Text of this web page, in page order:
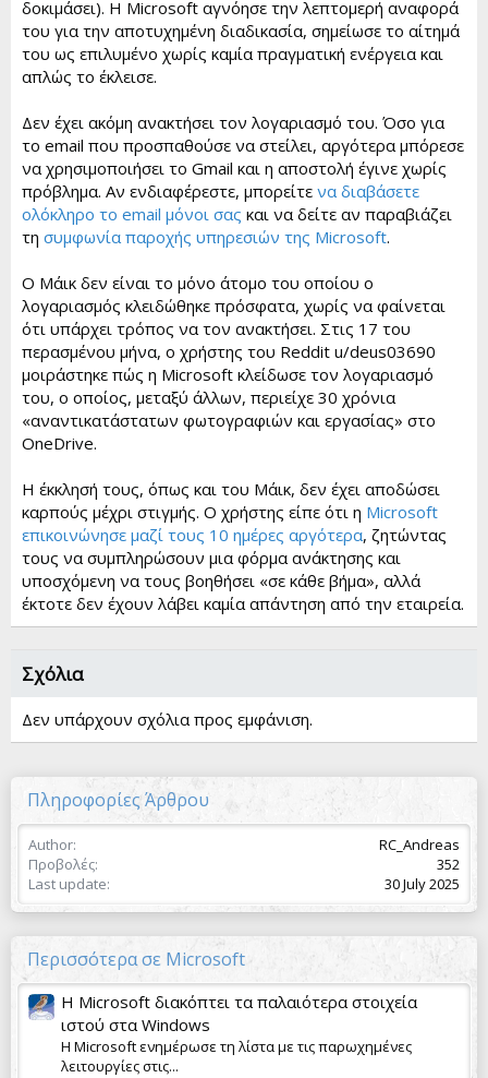
δοκιμάσει). Η Microsoft αγνόησε την λεπτομερή αναφορά
του για την αποτυχημένη διαδικασία, σημείωσε το αίτημά
του ως επιλυμένο χωρίς καμία πραγματική ενέργεια και
απλώς το έκλεισε.
Δεν έχει ακόμη ανακτήσει τον λογαριασμό του. Όσο για
το email που προσπαθούσε να στείλει, αργότερα μπόρεσε
να χρησιμοποιήσει το Gmail και η αποστολή έγινε χωρίς
πρόβλημα. Αν ενδιαφέρεστε, μπορείτε να διαβάσετε
ολόκληρο το email μόνοι σας και να δείτε αν παραβιάζει
τη συμφωνία παροχής υπηρεσιών της Microsoft.
Ο Μάικ δεν είναι το μόνο άτομο του οποίου ο
λογαριασμός κλειδώθηκε πρόσφατα, χωρίς να φαίνεται
ότι υπάρχει τρόπος να τον ανακτήσει. Στις 17 του
περασμένου μήνα, ο χρήστης του Reddit u/deus03690
μοιράστηκε πώς η Microsoft κλείδωσε τον λογαριασμό
του, ο οποίος, μεταξύ άλλων, περιείχε 30 χρόνια
«αναντικατάστατων φωτογραφιών και εργασίας» στο
OneDrive.
Η έκκλησή τους, όπως και του Μάικ, δεν έχει αποδώσει
καρπούς μέχρι στιγμής. Ο χρήστης είπε ότι η Microsoft
επικοινώνησε μαζί τους 10 ημέρες αργότερα, ζητώντας
τους να συμπληρώσουν μια φόρμα ανάκτησης και
υποσχόμενη να τους βοηθήσει «σε κάθε βήμα», αλλά
έκτοτε δεν έχουν λάβει καμία απάντηση από την εταιρεία.
Σχόλια
Δεν υπάρχουν σχόλια προς εμφάνιση.
Πληροφορίες Άρθρου
Author
RC_Andreas
Προβολές
352
Last update
30 July 2025
Περισσότερα σε Microsoft
Η Microsoft διακόπτει τα παλαιότερα στοιχεία
ιστού στα Windows
Η Microsoft ενημέρωσε τη λίστα με τις παρωχημένες
λειτουργίες στις...